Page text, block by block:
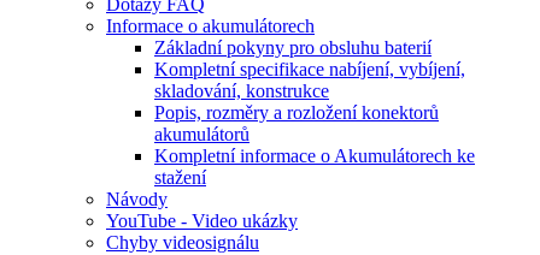
Dotazy FAQ
Informace o akumulátorech
Základní pokyny pro obsluhu baterií
Kompletní specifikace nabíjení, vybíjení,
skladování, konstrukce
Popis, rozměry a rozložení konektorů
akumulátorů
Kompletní informace o Akumulátorech ke
stažení
Návody
YouTube - Video ukázky
Chyby videosignálu